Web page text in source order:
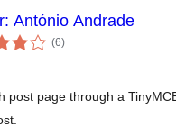
António Andrade
(6કુલ
રેટિંગ્સ
)
post page through a